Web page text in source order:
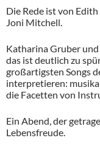
Die Rede ist von
Joni Mitchell.
Katharina Gruber
das ist deutlich zu
großartigsten Songs
interpretieren:
die Facetten von
Ein Abend, der
Lebensfreude.